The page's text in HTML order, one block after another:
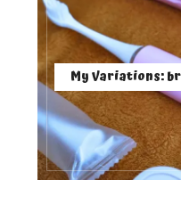
My Variations: